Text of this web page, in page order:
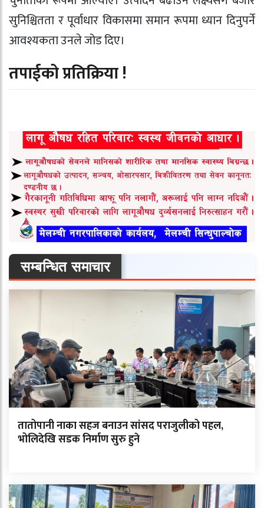
सुनिश्चितता र पूर्वाधार विकासमा समान रूपमा ध्यान दिनुपर्ने
आवश्यकता उनले जोड दिए।
तपाईको प्रतिक्रिया !
सम्बन्धित समाचार
तातोपानी नाका सहज बनाउन सांसद पराजुलीको पहल,
भोलिदेखि सडक निर्माण सुरु हुने